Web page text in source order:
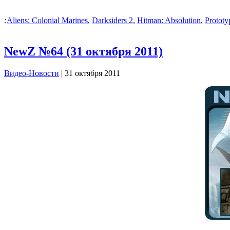
:Aliens: Colonial Marines, Darksiders 2, Hitman: Absolution,
NewZ №64 (31 октября 2011)
Видео-Новости | 31 октября 2011